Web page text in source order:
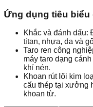
Ứng dụng tiêu
Khắc và đánh dấu:
titan, nhựa, da và
Taro ren công
máy taro dạng
khí nén.
Khoan rút lõi kim
cấu thép tại xưởng
khoan từ.